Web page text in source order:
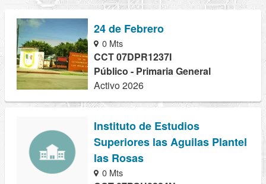
24 de Febrero
0 Mts
CCT 07DPR1237I
Público - Primaria General
Activo 2026
Instituto de Estudios
Superiores las Aguilas Plantel
las Rosas
0 Mts